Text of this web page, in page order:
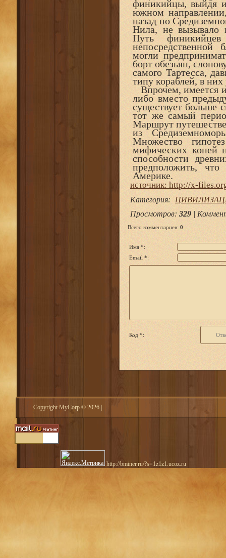
финикийцы, выйдя
южном
назад по
Нила, не вызывало
Путь
непосредственной
могли
борт обезьян,
самого Тартесса,
типу кораблей, в
Впрочем, имеется и
либо вместо
существует больше
тот же самый
Маршрут
из
Множество
мифических копей
способности
предположить,
Америке.
источник: http://x-
Категория:
Просмотров: 329 |
Всего комментариев: 0
Имя *:
Email *:
Код *:
Copyright MyCorp © 2026
http://bminer.ru/?s=1z1z1.ucoz.ru